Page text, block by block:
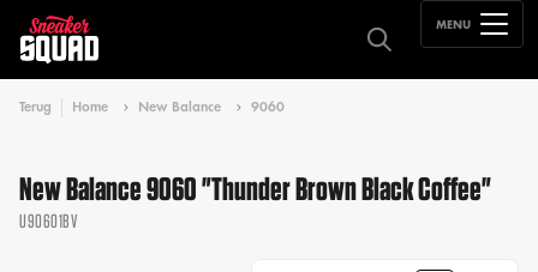
MENU
Terug Home New Balance 9060
New Balance 9060 "Thunder Brown Black Coffee"
U90601BV